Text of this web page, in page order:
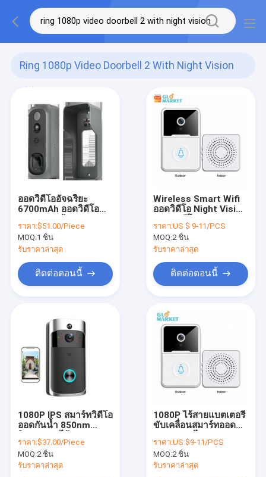
Ring 1080p Video Doorbell 2 With Night Vision
ออดวิดีโออัจฉริยะ
6700mAh ออดวิดีโอ
Vision
ราคา:$51.00/Piece
MOQ:1 ชิ้น
รับราคาล่าสุด
ติดต่อตอนนี้
Wireless Smart Wifi
ออดวิดีโอ Night Vision
Interncom Digital
Camera
ราคา:US $ 9-11/PCS
MOQ:2 ชิ้น
รับราคาล่าสุด
ติดต่อตอนนี้
1080P IPS สมาร์ทวิดีโอ
ออดกันน้ำ 850nm
Bell
ราคา:$37.00/Piece
MOQ:2 ชิ้น
รับราคาล่าสุด
1080P ไร้สายแบตเตอรี่
ขับเคลื่อนสมาร์ทออด
วิดีโอออด
ราคา:US $9-11/PCS
MOQ:2 ชิ้น
รับราคาล่าสุด